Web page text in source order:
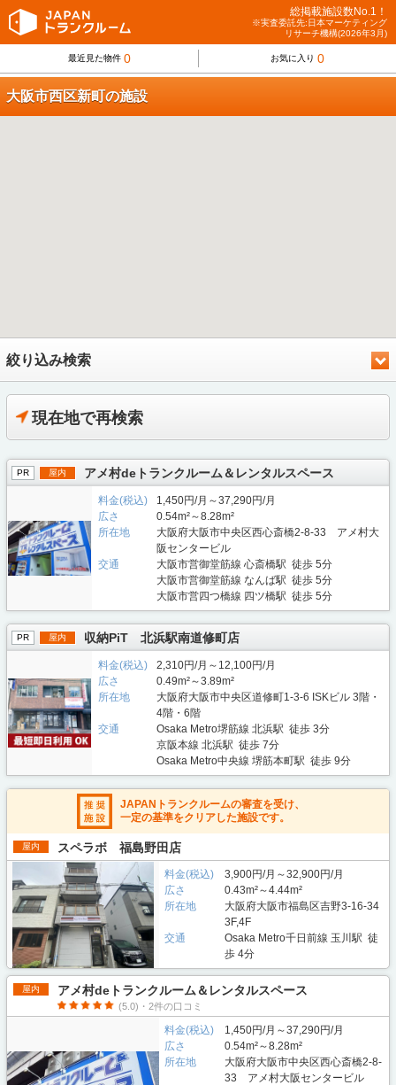
総掲載施設数No.1！
※実査委託先:日本マーケティング
リサーチ機構(2026年3月)
最近見た物件 0 お気に入り 0
大阪市西区新町の施設
絞り込み検索
現在地で再検索
PR 屋内 アメ村deトランクルーム＆レンタルスペース
料金(税込)
1,450円/月～37,290円/月
広さ
0.54m²～8.28m²
所在地
大阪府大阪市中央区西心斎橋2-8-33 アメ村大
阪センタービル
交通
大阪市営御堂筋線 心斎橋駅 徒歩 5分
大阪市営御堂筋線 なんば駅 徒歩 5分
大阪市営四つ橋線 四ツ橋駅 徒歩 5分
PR 屋内 収納PiT 北浜駅南道修町店
料金(税込)
2,310円/月～12,100円/月
広さ
0.49m²～3.89m²
所在地
大阪府大阪市中央区道修町1-3-6 ISKビル 3階・
4階・6階
交通
Osaka Metro堺筋線 北浜駅 徒歩 3分
京阪本線 北浜駅 徒歩 7分
Osaka Metro中央線 堺筋本町駅 徒歩 9分
JAPANトランクルームの審査を受け、
一定の基準をクリアした施設です。
屋内 スペラボ 福島野田店
料金(税込)
3,900円/月～32,900円/月
広さ
0.43m²～4.44m²
所在地
大阪府大阪市福島区吉野3-16-34
3F,4F
交通
Osaka Metro千日前線 玉川駅 徒
歩 4分
屋内 アメ村deトランクルーム＆レンタルスペース
(5.0)・2件の口コミ
料金(税込)
1,450円/月～37,290円/月
広さ
0.54m²～8.28m²
所在地
大阪府大阪市中央区西心斎橋2-8-
33 アメ村大阪センタービル